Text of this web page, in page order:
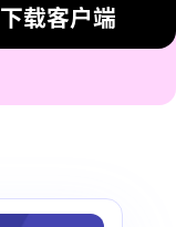
下载客户端